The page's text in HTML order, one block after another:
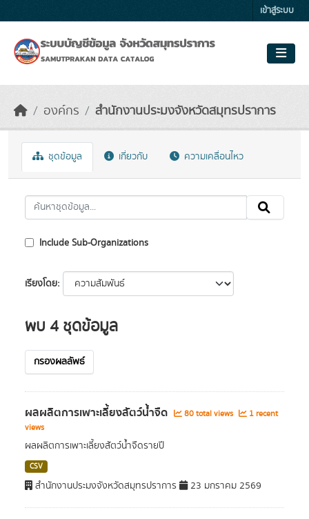
เข้าสู่ระบบ
องค์กร สำนักงานประมงจังหวัดสมุทรปราการ
ชุดข้อมูล เกี่ยวกับ ความเคลื่อนไหว
Include Sub-Organizations
เรียงโดย
พบ 4 ชุดข้อมูล
กรองผลลัพธ์
ผลผลิตการเพาะเลี้ยงสัตว์น้ำจืด 80 total views
1 recent
views
ผลผลิตการเพาะเลี้ยงสัตว์น้ำจืดรายปี
CSV
สำนักงานประมงจังหวัดสมุทรปราการ 23 มกราคม 2569